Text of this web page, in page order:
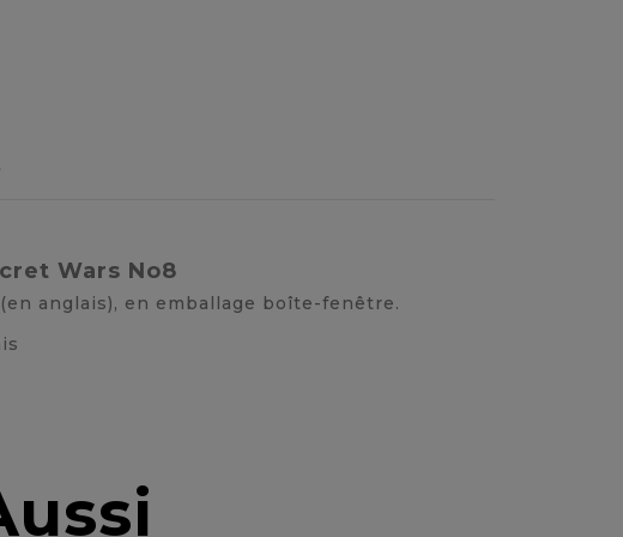
Wars No8
anglais), en emballage boîte-fenêtre.